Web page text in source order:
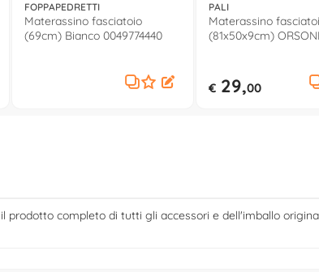
FOPPAPEDRETTI
Materassino fasciatoio
(69cm) Bianco 0049774440
PALI
Materassino
(81x50x9cm)
€ 29,00
prodotto completo di tutti gli accessori e dell'imballo